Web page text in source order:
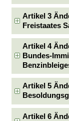
Artikel 3
Freistaates
Artikel 4
Bundes-
Artikel 5
Artikel 6